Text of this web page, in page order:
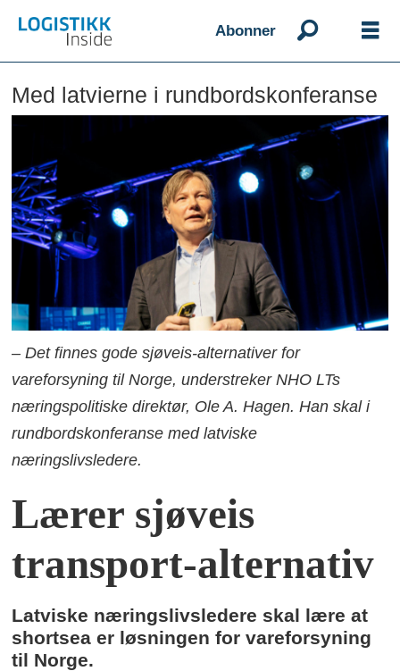
Abonner
Med latvierne i rundbordskonferanse
– Det finnes gode sjøveis-alternativer for
vareforsyning til Norge, understreker NHO LTs
næringspolitiske direktør, Ole A. Hagen. Han skal i
rundbordskonferanse med latviske
næringslivsledere.
Lærer sjøveis
transport-alternativ
Latviske næringslivsledere skal lære at
shortsea er løsningen for vareforsyning
til Norge.